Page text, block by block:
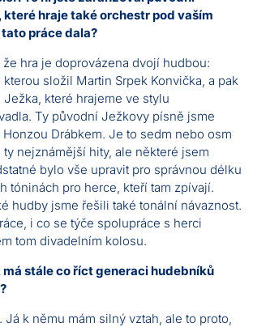
hraje také orchestr pod vaším
práce dala?
že hra je doprovázena dvojí hudbou:
složil Martin Srpek Konvička, a pak
které hrajeme ve stylu
Ty původní Ježkovy písně jsme
Drábkem. Je to sedm nebo osm
nejznámější hity, ale některé jsem
bylo vše upravit pro správnou délku
tóninách pro herce, kteří tam zpívají.
hudby jsme řešili také tonální návaznost.
i co se týče spolupráce s herci
tom divadelním kolosu.
stále co říct generaci hudebníků
Já k němu mám silný vztah, ale to proto,